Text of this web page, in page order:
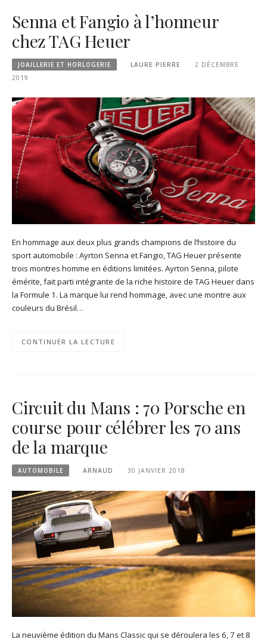
Senna et Fangio à l’honneur
chez TAG Heuer
JOAILLERIE ET HORLOGERIE LAURE PIERRE
2 DÉCEMBRE
2019
En hommage aux deux plus grands champions de l’histoire du
sport automobile : Ayrton Senna et Fangio, TAG Heuer présente
trois montres homme en éditions limitées. Ayrton Senna, pilote
émérite, fait parti intégrante de la riche histoire de TAG Heuer dans
la Formule 1. La marque lui rend hommage, avec une montre aux
couleurs du Brésil…
CONTINUER LA LECTURE
Circuit du Mans : 70 Porsche en
course pour célébrer les 70 ans
de la marque
AUTOMOBILE ARNAUD 30 JANVIER 2018
La neuvième édition du Mans Classic qui se déroulera les 6, 7 et 8